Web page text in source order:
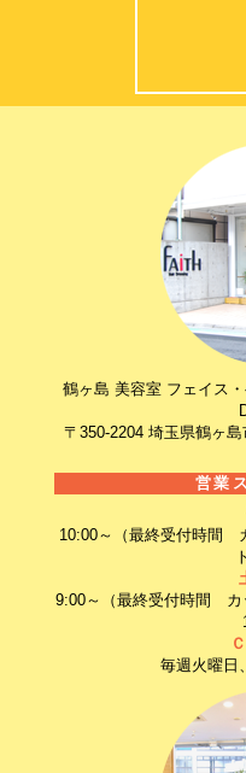
鶴ヶ島 美容室 フェイス
〒350-2204 埼玉県鶴ヶ
営業
10:00～（最終受付時間
9:00～（最終受付時間 カ
毎週火曜日